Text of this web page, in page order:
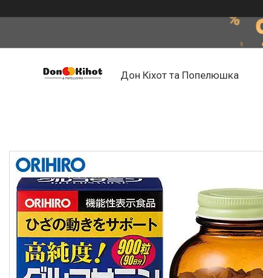
Дон Кіхот та Попелюшка